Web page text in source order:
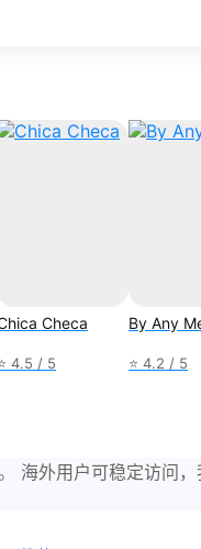
Checa
4.5 / 5
By Any
⭐ 4.2 / 5
海外用户可稳定访问